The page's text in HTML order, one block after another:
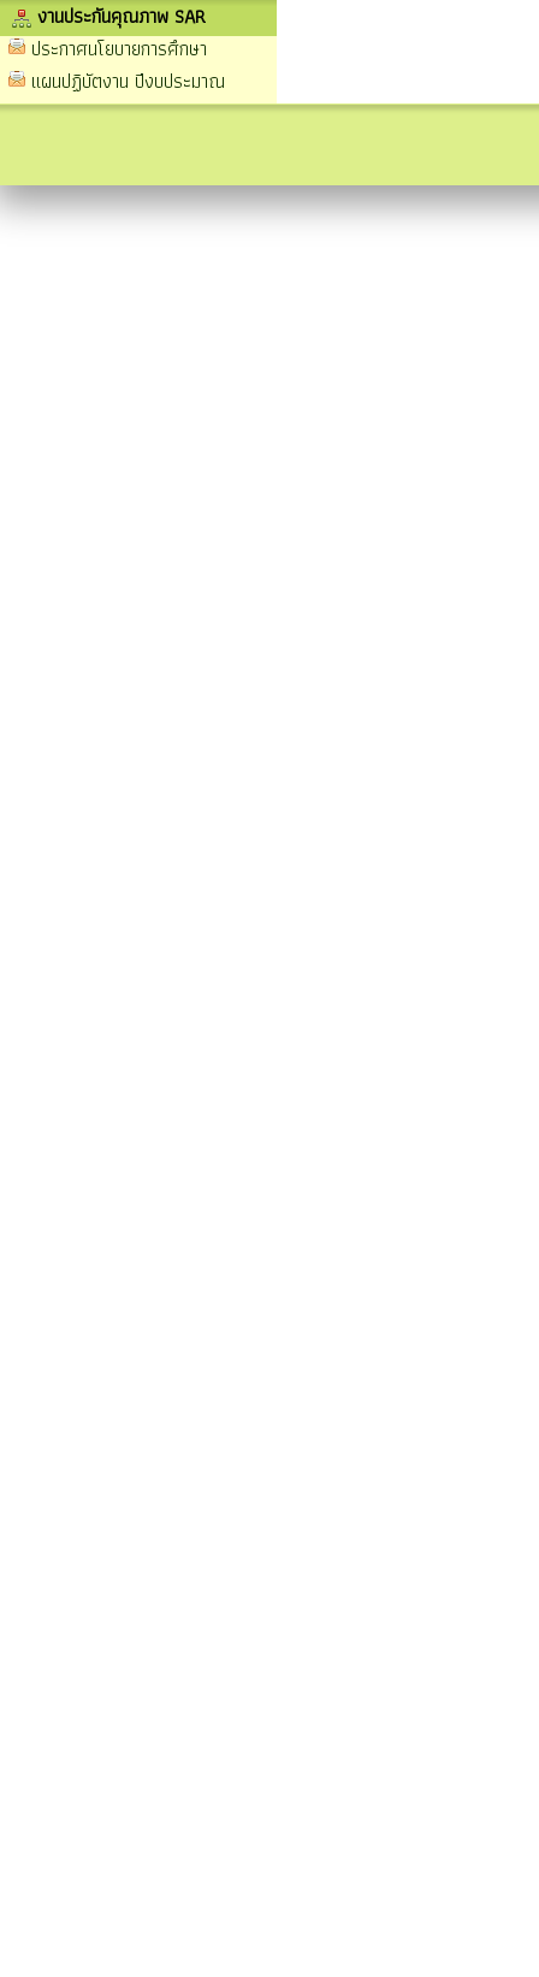
งานประกันคุณภาพ SAR
ประกาศนโยบายการศึกษา
แผนปฏิบัตงาน ปีงบประมาณ